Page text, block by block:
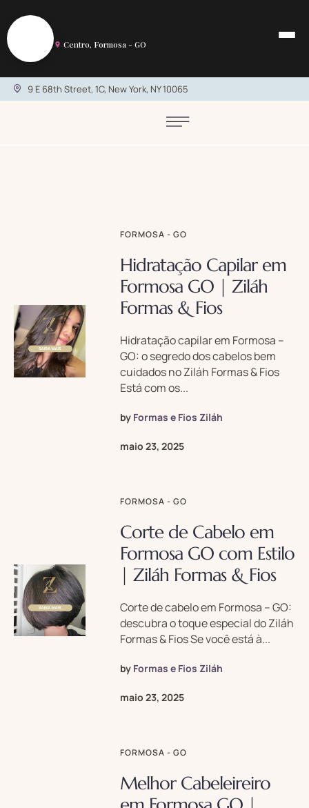
Centro, Formosa - GO
9 E 68th Street, 1C, New York, NY 10065
FORMOSA - GO
Hidratação Capilar em
Formosa GO | Ziláh
Formas & Fios
Hidratação capilar em Formosa –
GO: o segredo dos cabelos bem
cuidados no Ziláh Formas & Fios
Está com os...
by Formas e Fios Ziláh
maio 23, 2025
FORMOSA - GO
Corte de Cabelo em
Formosa GO com Estilo
| Ziláh Formas & Fios
Corte de cabelo em Formosa – GO:
descubra o toque especial do Ziláh
Formas & Fios Se você está à...
by Formas e Fios Ziláh
maio 23, 2025
FORMOSA - GO
Melhor Cabeleireiro